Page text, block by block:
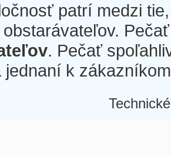
patrí medzi
. Pečať
jednaní k